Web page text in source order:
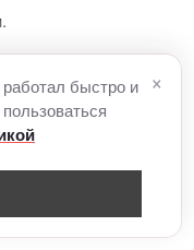
гипертонус, который
35 - начинают
Ситуация
быстро и
×